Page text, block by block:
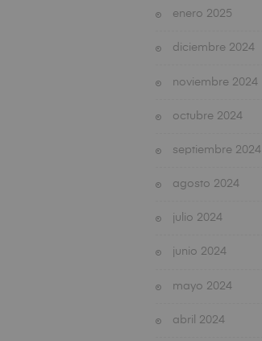
enero 2025
diciembre 2024
noviembre 2024
octubre 2024
septiembre 2024
agosto 2024
julio 2024
junio 2024
mayo 2024
abril 2024